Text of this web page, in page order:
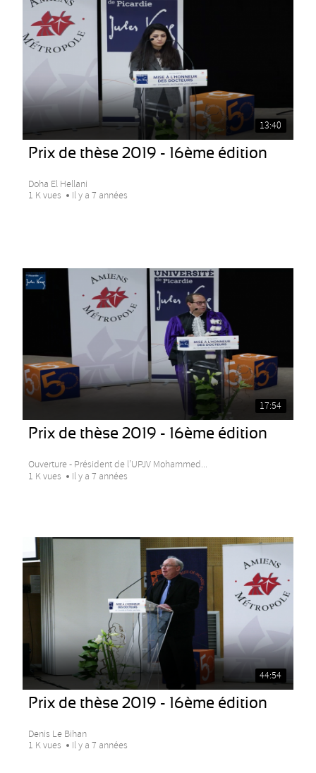
13:40
Prix de thèse 2019 - 16ème édition
Doha El Hellani
1 K vues
Il y a 7 années
17:54
Prix de thèse 2019 - 16ème édition
Ouverture - Président de l’UPJV Mohammed...
1 K vues
Il y a 7 années
44:54
Prix de thèse 2019 - 16ème édition
Denis Le Bihan
1 K vues
Il y a 7 années